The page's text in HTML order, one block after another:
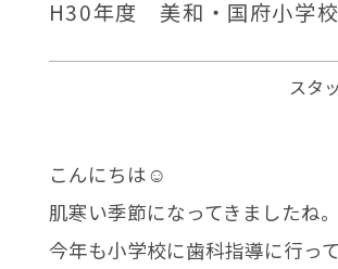
H30年度 美和・国府小学
スタ
こんにちは☺
肌寒い季節になってきましたね。
今年も小学校に歯科指導に行って